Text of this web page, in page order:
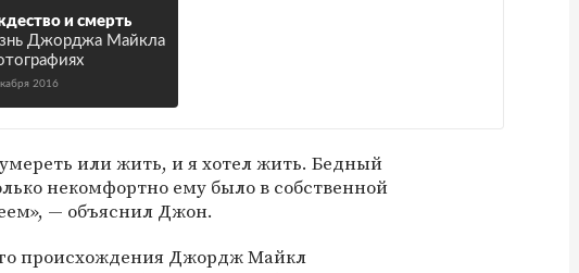
и смерть
Джорджа Майкла
2016
или жить, и я хотел жить. Бедный
некомфортно ему было в собственной
— объяснил Джон.
происхождения Джордж Майкл